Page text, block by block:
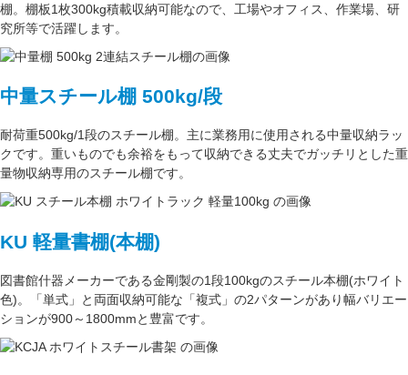
棚。 棚板1枚300kg積載収納可能なので、工場やオフィス、作業場、研
究所等で活躍します。
中量スチール棚 500kg/段
耐荷重500kg/1段のスチール棚。主に業務用に使用される中量収納ラッ
クです。重いものでも余裕をもって収納できる丈夫でガッチリとした重
量物収納専用のスチール棚です。
KU 軽量書棚(本棚)
図書館什器メーカーである金剛製の1段100kgのスチール本棚(ホワイト
色)。
「単式」 と両面収納可能な 「複式」 の2パターンがあり幅バリエー
ションが900～1800mmと豊富です。